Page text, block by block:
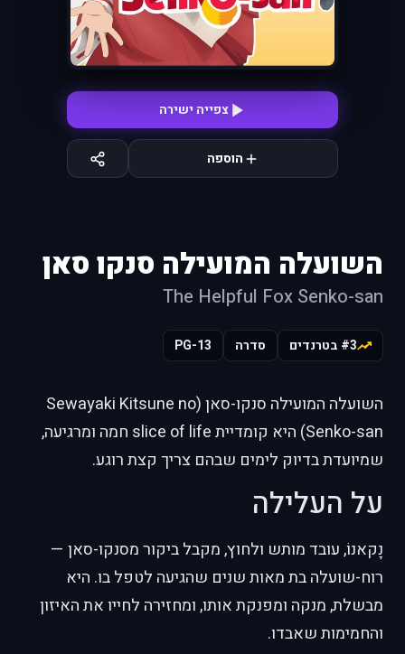
צפייה ישירה
הוספה
השועלה המועילה סנקו סאן
The Helpful Fox Senko-san
#3 בטרנדים סדרה PG-13
השועלה המועילה סנקו-סאן (Sewayaki Kitsune no
Senko-san) היא קומדיית slice of life חמה ומרגיעה,
שמיועדת בדיוק לימים שבהם צריך קצת רוגע.
על העלילה
נָקאנוֹ, עובד מותש ולחוץ, מקבל ביקור מסנקו-סאן —
רוח-שועלה בת מאות שנים שהגיעה לטפל בו. היא
מבשלת, מנקה ומפנקת אותו, ומחזירה לחייו את האיזון
והחמימות שאבדו.